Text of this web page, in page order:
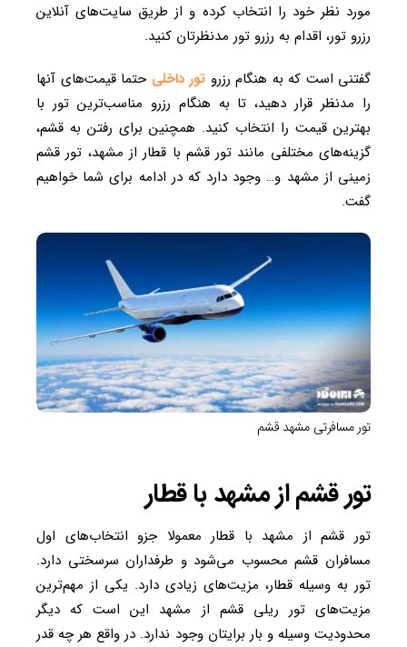
مورد نظر خود را انتخاب کرده و از طریق سایت‌های آنلاین
رزرو تور، اقدام به رزرو تور مدنظرتان کنید.
گفتنی است که به هنگام رزرو تور داخلی حتما قیمت‌های آنها
را مدنظر قرار دهید، تا به هنگام رزرو مناسب‌ترین تور با
بهترین قیمت را انتخاب کنید. همچنین برای رفتن به قشم،
گزینه‌های مختلفی مانند تور قشم با قطار از مشهد، تور قشم
زمینی از مشهد و… وجود دارد که در ادامه برای شما خواهیم
گفت.
تور مسافرتی مشهد قشم
تور قشم از مشهد با قطار
تور قشم از مشهد با قطار معمولا جزو انتخاب‌های اول
مسافران قشم محسوب می‌شود و طرفداران سرسختی دارد.
تور به وسیله قطار، مزیت‌های زیادی دارد. یکی از مهم‌ترین
مزیت‌های تور ریلی قشم از مشهد این است که دیگر
محدودیت وسیله و بار برایتان وجود ندارد. در واقع هر چه قدر